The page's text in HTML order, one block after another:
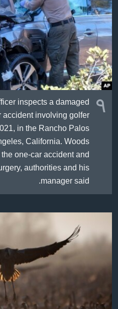
ژیان لە فەرهەنگدا
Learning English
FOLLOW US
٩ inspects a damaged
involving golfer
in the Rancho Palos
California. Woods
one-car accident and
authorities and his
manager said.